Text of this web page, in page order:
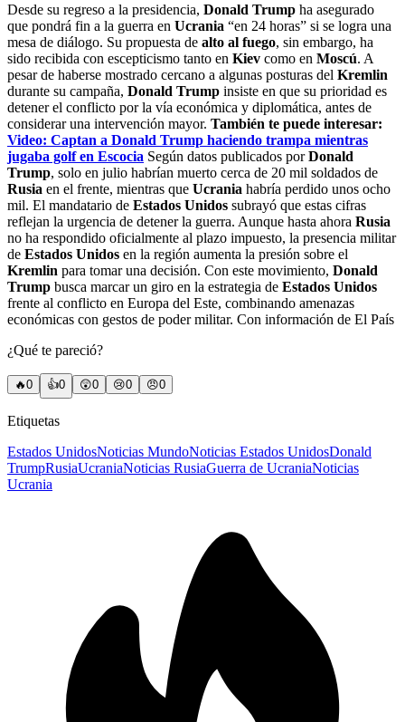
Desde su regreso a la presidencia, Donald Trump ha asegurado
que pondrá fin a la guerra en Ucrania “en 24 horas” si se logra una
mesa de diálogo. Su propuesta de alto al fuego, sin embargo, ha
sido recibida con escepticismo tanto en Kiev como en Moscú. A
pesar de haberse mostrado cercano a algunas posturas del Kremlin
durante su campaña, Donald Trump insiste en que su prioridad es
detener el conflicto por la vía económica y diplomática, antes de
considerar una intervención mayor. También te puede interesar:
Video: Captan a Donald Trump haciendo trampa mientras
jugaba golf en Escocia Según datos publicados porDonald
Trump, solo en julio habrían muerto cerca de 20 mil soldados de
Rusia en el frente, mientras que Ucrania habría perdido unos ocho
mil. El mandatario de Estados Unidos subrayó que estas cifras
reflejan la urgencia de detener la guerra. Aunque hasta ahora Rusia
no ha respondido oficialmente al plazo impuesto, la presencia militar
de Estados Unidos en la región aumenta la presión sobre el
Kremlin para tomar una decisión. Con este movimiento, Donald
Trump busca marcar un giro en la estrategia de Estados Unidos
frente al conflicto en Europa del Este, combinando amenazas
económicas con gestos de poder militar. Con información de El País
¿Qué te pareció?
🔥0 👍0 😲0 😢0 😠0
Etiquetas
Estados UnidosNoticias MundoNoticias Estados UnidosDonald
TrumpRusiaUcraniaNoticias RusiaGuerra de UcraniaNoticias
Ucrania